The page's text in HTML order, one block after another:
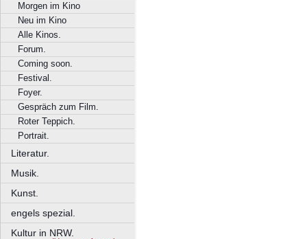
Morgen im Kino
Neu im Kino
Alle Kinos.
Forum.
Coming soon.
Festival.
Foyer.
Gespräch zum Film.
Roter Teppich.
Portrait.
Literatur.
Musik.
Kunst.
engels spezial.
Kultur in NRW.